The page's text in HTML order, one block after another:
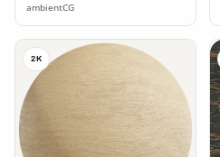
ambientCG
2K